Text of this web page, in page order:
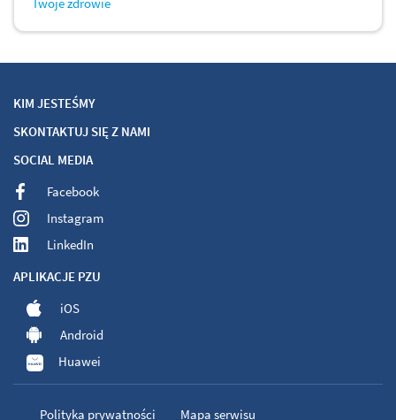
KIM JESTEŚMY
SKONTAKTUJ SIĘ Z NAMI
SOCIAL MEDIA
Facebook
Instagram
LinkedIn
APLIKACJE PZU
iOS
Android
Huawei
Polityka prywatności Mapa serwisu